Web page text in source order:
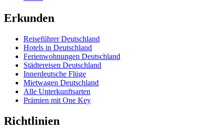
Erkunden
Reiseführer Deutschland
Hotels in Deutschland
Ferienwohnungen Deutschland
Städtereisen Deutschland
Innerdeutsche Flüge
Mietwagen Deutschland
Alle Unterkunftsarten
Prämien mit One Key
Richtlinien